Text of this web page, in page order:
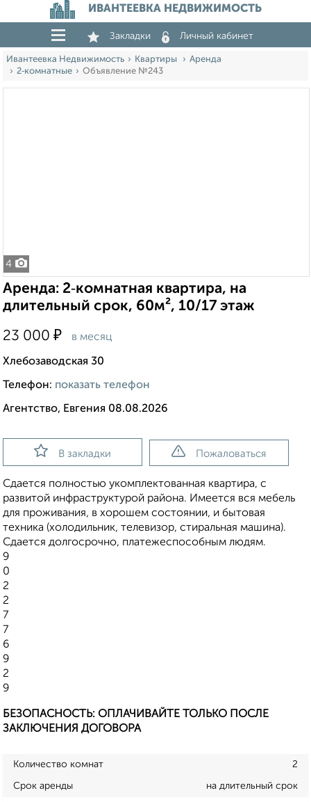
ИВАНТЕЕВКА НЕДВИЖИМОСТЬ
Закладки Личный кабинет
Ивантеевка Недвижимость Квартиры
Аренда
2‑комнатные
Объявление №243
4
Аренда: 2‑комнатная квартира, на
длительный срок, 60м², 10/17 этаж
23 000 ₽ в месяц
Хлебозаводская 30
Телефон: показать телефон
Агентство, Евгения 08.08.2026
В закладки Пожаловаться
Сдается полностью укомплектованная квартира, с
развитой инфраструктурой района. Имеется вся мебель
для проживания, в хорошем состоянии, и бытовая
техника (холодильник, телевизор, стиральная машина).
Сдается долгосрочно, платежеспособным людям.
9
0
2
2
7
7
6
9
2
9
БЕЗОПАСНОСТЬ: ОПЛАЧИВАЙТЕ ТОЛЬКО ПОСЛЕ
ЗАКЛЮЧЕНИЯ ДОГОВОРА
Количество комнат 2
Срок аренды на длительный срок